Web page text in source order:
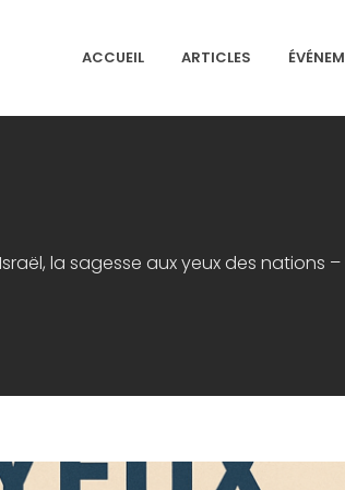
ACCUEIL ARTICLES
Israël, la sagesse aux yeux des nations